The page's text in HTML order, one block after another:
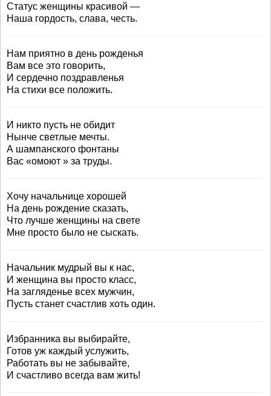
Статус женщины красивой —
Наша гордость, слава, честь.
Нам приятно в день рожденья
Вам все это говорить,
И сердечно поздравленья
На стихи все положить.
И никто пусть не обидит
Нынче светлые мечты.
А шампанского фонтаны
Вас «омоют » за труды.
Хочу начальнице хорошей
На день рождение сказать,
Что лучше женщины на свете
Мне просто было не сыскать.
Начальник мудрый вы к нас,
И женщина вы просто класс,
На загляденье всех мужчин,
Пусть станет счастлив хоть один.
Избранника вы выбирайте,
Готов уж каждый услужить,
Работать вы не забывайте,
И счастливо всегда вам жить!